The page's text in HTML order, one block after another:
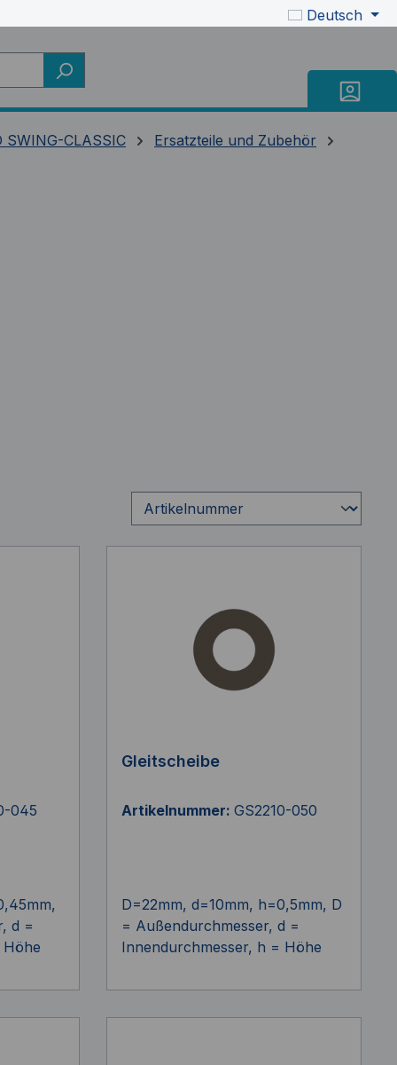
Deutsch
SWING-CLASSIC
Ersatzteile und Zubehör
045
d =
Gleitscheibe
Artikelnummer:GS2210-050
D=22mm, d=10mm, h=0,5mm, D
= Außendurchmesser, d =
Innendurchmesser, h = Höhe